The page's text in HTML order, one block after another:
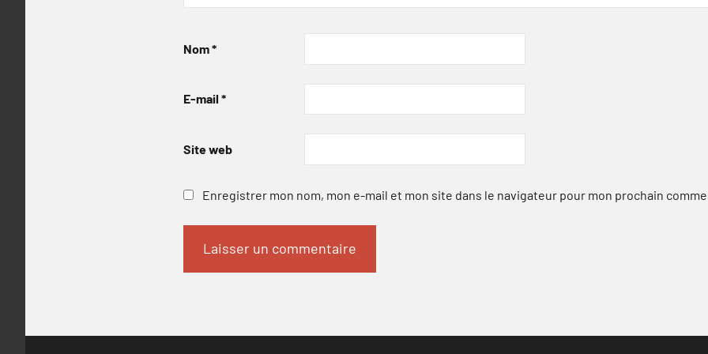
Nom*
E-mail *
Site web
Enregistrer mon nom, mon e-mail et mon site dans le navigateur pour mon prochain